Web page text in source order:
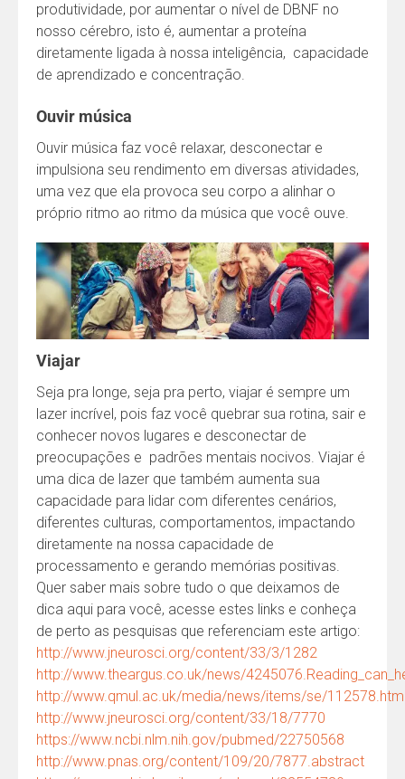
produtividade, por aumentar o nível de DBNF no
nosso cérebro, isto é, aumentar a proteína
diretamente ligada à nossa inteligência, capacidade
de aprendizado e concentração.
Ouvir música
Ouvir música faz você relaxar, desconectar e
impulsiona seu rendimento em diversas atividades,
uma vez que ela provoca seu corpo a alinhar o
próprio ritmo ao ritmo da música que você ouve.
Viajar
Seja pra longe, seja pra perto, viajar é sempre um
lazer incrível, pois faz você quebrar sua rotina, sair e
conhecer novos lugares e desconectar de
preocupações e padrões mentais nocivos. Viajar é
uma dica de lazer que também aumenta sua
capacidade para lidar com diferentes cenários,
diferentes culturas, comportamentos, impactando
diretamente na nossa capacidade de
processamento e gerando memórias positivas.
Quer saber mais sobre tudo o que deixamos de
dica aqui para você, acesse estes links e conheça
de perto as pesquisas que referenciam este artigo:
http://www.jneurosci.org/content/33/3/1282
http://www.theargus.co.uk/news/
http://www.qmul.ac.uk/media/news/items/se/
http://www.jneurosci.org/content/33/18/7770
https://www.ncbi.nlm.nih.gov/pubmed/22750568
http://www.pnas.org/content/109/20/7877.abstract